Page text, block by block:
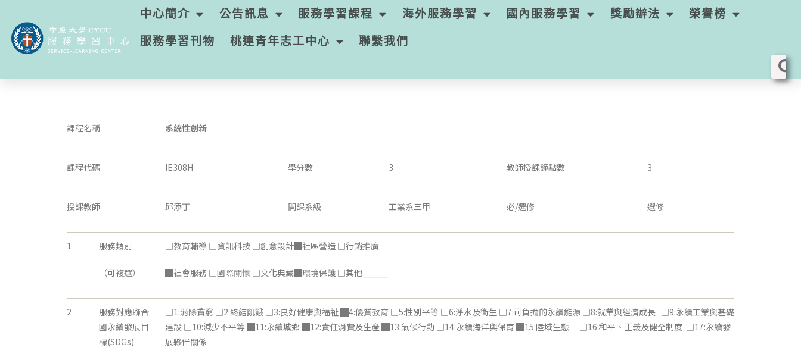
中心簡介 公告訊息 服務學習課程 海外服務學習 國內服務學習 獎勵辦法
榮譽榜
服務學習刊物
桃連青年志工中心 聯繫我們
課程名稱 系統性創新
課程代碼 IE308H 學分數 3 教師授課鐘點數 3
授課教師 邱添丁 開課系級 工業系三甲 必/選修 選修
1 服務類別
（可複選）
□教育輔導 □資訊科技 □創意設計█社區營造 □行銷推廣
█社會服務 □國際關懷 □文化典藏█環境保護 □其他 _____
2
服務對應聯合
國永續發展目
標(SDGs)
□1:消除貧窮 □2:終結飢餓 □3:良好健康與福祉 █4:優質教育 □5:性別平等 □6:淨水及衛生 □7:可負擔的永續能源 □8:就業與經濟成長 □9:永續工業與基礎
建設 □10:減少不平等 █11:永續城鄉 █12:責任消費及生產 █13:氣候行動 □14:永續海洋與保育 █15:陸域生態 □16:和平、正義及健全制度 □17:永續發
展夥伴關係